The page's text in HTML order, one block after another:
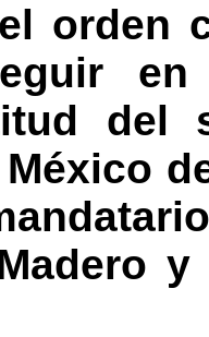
orden
del